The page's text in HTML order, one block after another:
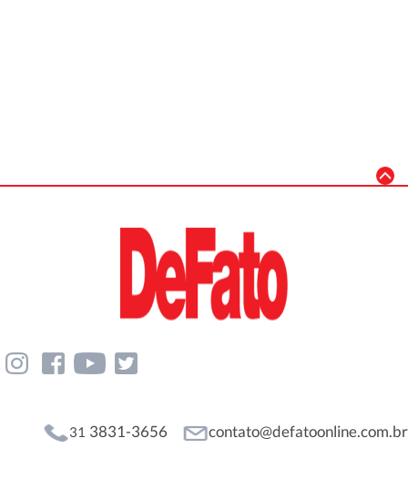
31 3831-3656 contato@defatoonline.com.br